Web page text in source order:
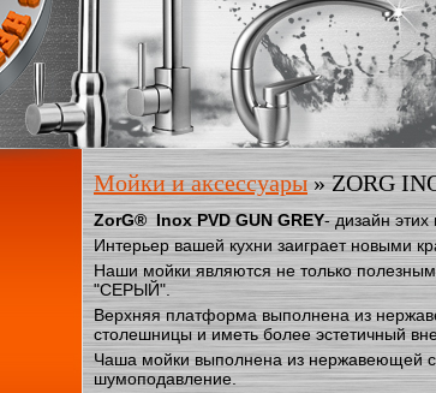
Мойки и аксессуары» ZORG
ZorG® Inox PVD GUN GREY- дизайн
Интерьер вашей кухни заиграет новыми
Наши мойки являются не только
"СЕРЫЙ".
Верхняя платформа выполнена из
столешницы и иметь более эстетичный
Чаша мойки выполнена из нержавеющей
шумоподавление.